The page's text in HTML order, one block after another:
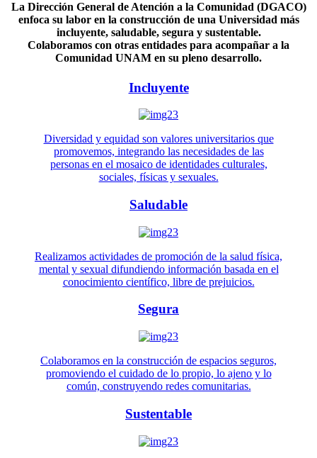
La Dirección General de Atención a la Comunidad (DGACO)
enfoca su labor en la construcción de una Universidad más
incluyente, saludable, segura y sustentable.
Colaboramos con otras entidades para acompañar a la
Comunidad UNAM en su pleno desarrollo.
Incluyente
Diversidad y equidad son valores universitarios que
promovemos, integrando las necesidades de las
personas en el mosaico de identidades culturales,
sociales, físicas y sexuales.
Saludable
Realizamos actividades de promoción de la salud física,
mental y sexual difundiendo información basada en el
conocimiento científico, libre de prejuicios.
Segura
Colaboramos en la construcción de espacios seguros,
promoviendo el cuidado de lo propio, lo ajeno y lo
común, construyendo redes comunitarias.
Sustentable